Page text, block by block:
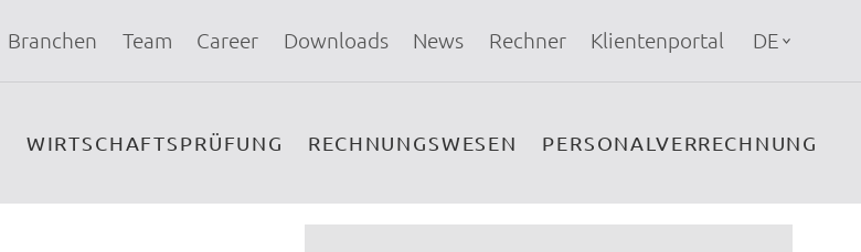
Branchen Team Career Downloads News Rechner Klientenportal DE
WIRTSCHAFTSPRÜFUNG RECHNUNGSWESEN PERSONALVERRECHNUNG